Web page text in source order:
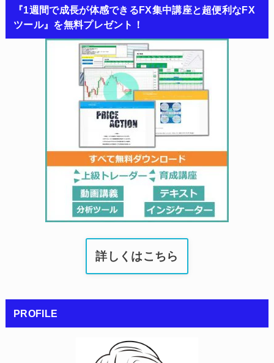
『1週間で成長が体感できるFX集中講座と超便利なFX
ツール』を無料プレゼント！
詳しくはこちら
PROFILE